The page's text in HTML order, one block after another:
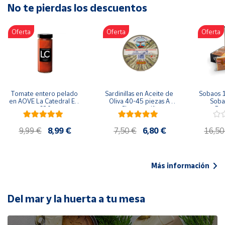
Artesanía
Oficina y
Papelería
Para Canarias,
Ceuta y Melilla
populares
Bono
Cultural
de Correos
Market
No te pierdas los descuentos
Oferta
Tomate entero pelado
en AOVE La Catedral ER-
630
9,99 € 8,99 €
Oferta
Sardinillas en Aceite de
Oliva 40-45 piezas A
Churrusquiña
7,50 € 6,80 €
Oferta
Sobaos
Más información
Del mar y la huerta a tu mesa